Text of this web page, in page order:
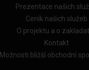
Prezentace našich
Ceník našich služeb
O projektu a o
Kontakt
Možnosti bližší obchodní